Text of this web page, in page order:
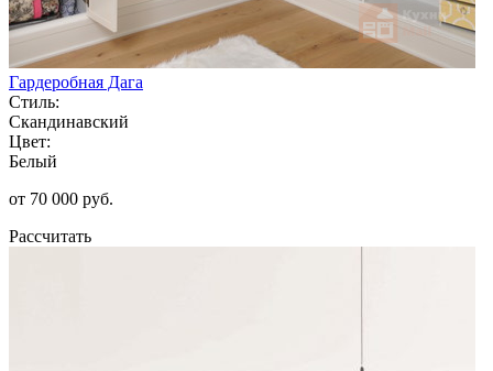
Гардеробная Дага
Стиль:
Скандинавский
Цвет:
Белый
от 70 000 руб.
Рассчитать